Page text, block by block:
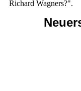
Richard Wagners?".